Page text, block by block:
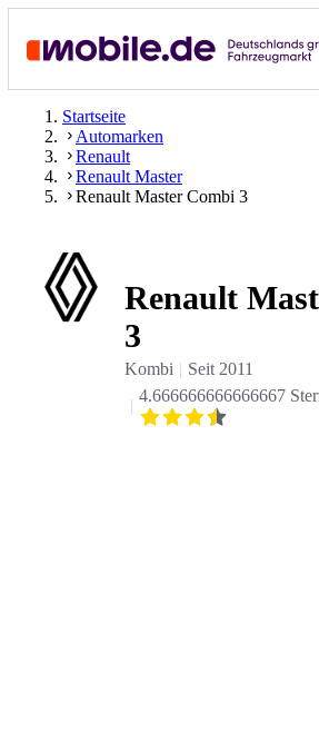
Startseite
Automarken
Renault
Renault Master
Renault Master Combi 3
Renault
3
Kombi Seit 2011
4.666666666666667